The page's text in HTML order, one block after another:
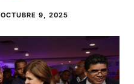
OCTUBRE 9, 2025